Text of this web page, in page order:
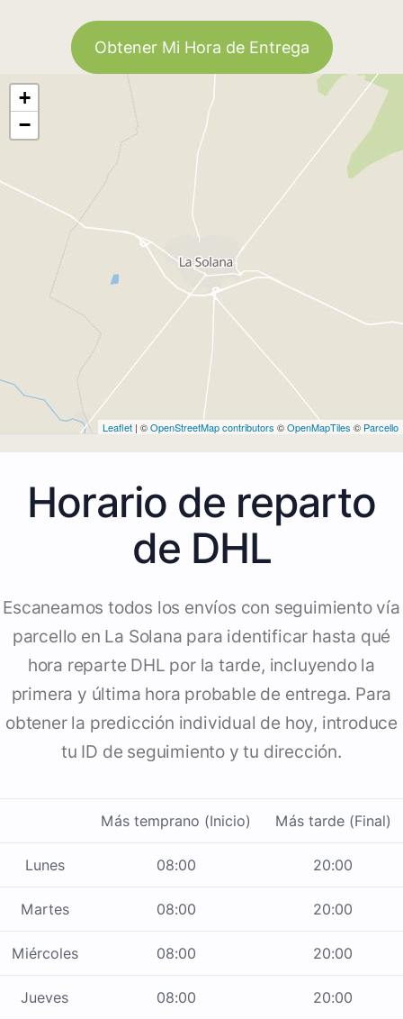
Obtener Mi Hora de Entrega
+
−
Leaflet | ©OpenStreetMap contributors ©OpenMapTiles © Parcello
Horario de reparto
de DHL
Escaneamos todos los envíos con seguimiento vía
parcello en La Solana para identificar hasta qué
hora reparte DHL por la tarde, incluyendo la
primera y última hora probable de entrega. Para
obtener la predicción individual de hoy, introduce
tu ID de seguimiento y tu dirección.
Más temprano (Inicio) Más tarde (Final)
Lunes 08:00 20:00
Martes 08:00 20:00
Miércoles 08:00 20:00
Jueves 08:00 20:00